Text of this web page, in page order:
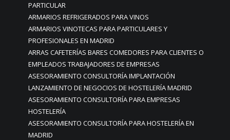
PARTICULAR
ARMARIOS REFRIGERADOS PARA VINOS
ARMARIOS VINOTECAS PARA PARTICULARES Y
PROFESIONALES EN MADRID
ARRAS CAFETERÍAS BARES COMEDORES PARA CLIENTES O
EMPLEADOS TRABAJADORES DE EMPRESAS
ASESORAMIENTO CONSULTORÍA IMPLANTACIÓN
LANZAMIENTO DE NEGOCIOS DE HOSTELERÍA MADRID
ASESORAMIENTO CONSULTORÍA PARA EMPRESAS
HOSTELERÍA
ASESORAMIENTO CONSULTORÍA PARA HOSTELERÍA EN
MADRID